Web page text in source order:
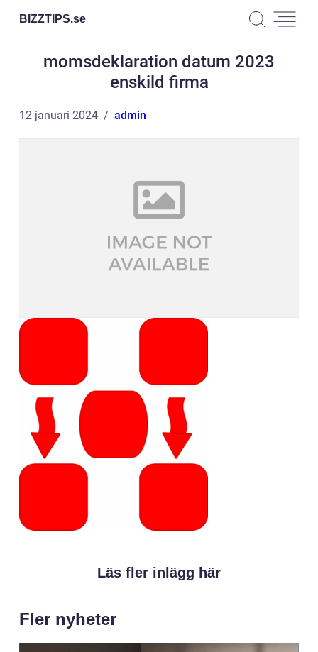
BIZZTIPS.se
momsdeklaration datum 2023
enskild firma
12 januari 2024 admin
Läs fler inlägg här
Fler nyheter